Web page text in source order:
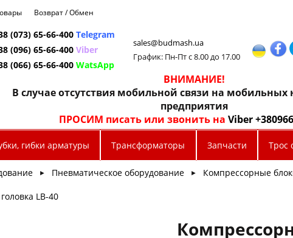
Возврат / Обмен
(073) 65-66-400 Telegram
(096) 65-66-400 Viber
(066) 65-66-400 WatsApp
sales@budmash.ua
График: Пн-Пт с 8.00 до 17.00
ВНИМАНИЕ!
В случае отсутствия мобильной связи на
предприятия
ПРОСИМ писать или звонить наViber
гибки арматуры Трансформаторы Запчасти Трос
► Пневматическое оборудование ► Компрессорные
LB-40